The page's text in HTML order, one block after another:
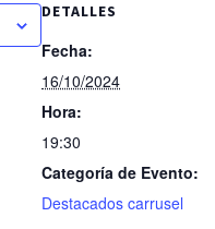
DETALLES
Fecha:
16/10/2024
Hora:
19:30
Categoría de Evento:
Destacados carrusel